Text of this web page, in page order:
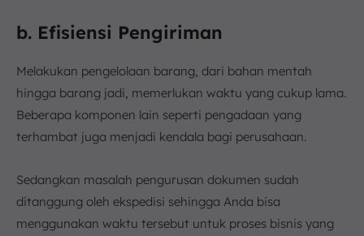
b. Efisiensi Pengiriman
Melakukan pengelolaan barang, dari bahan mentah
hingga barang jadi, memerlukan waktu yang cukup lama.
Beberapa komponen lain seperti pengadaan yang
terhambat juga menjadi kendala bagi perusahaan.
Sedangkan masalah pengurusan dokumen sudah
ditanggung oleh ekspedisi sehingga Anda bisa
menggunakan waktu tersebut untuk proses bisnis yang